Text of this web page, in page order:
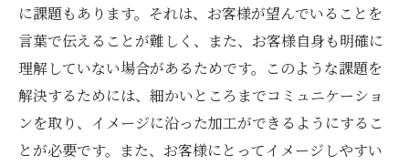
に課題もあります。それは、お客様が望んでいることを
言葉で伝えることが難しく、また、お客様自身も明確に
理解していない場合があるためです。このような課題を
解決するためには、細かいところまでコミュニケーショ
ンを取り、イメージに沿った加工ができるようにするこ
とが必要です。また、お客様にとってイメージしやすい